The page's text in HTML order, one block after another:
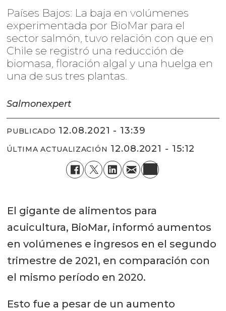
Países Bajos: La baja en volúmenes
experimentada por BioMar para el
sector salmón, tuvo relación con que en
Chile se registró una reducción de
biomasa, floración algal y una huelga en
una de sus tres plantas.
Salmonexpert
PUBLICADO 12.08.2021 - 13:39
ÚLTIMA ACTUALIZACIÓN 12.08.2021 - 15:12
El gigante de alimentos para
acuicultura, BioMar, informó aumentos
en volúmenes e ingresos en el segundo
trimestre de 2021, en comparación con
el mismo período en 2020.
Esto fue a pesar de un aumento